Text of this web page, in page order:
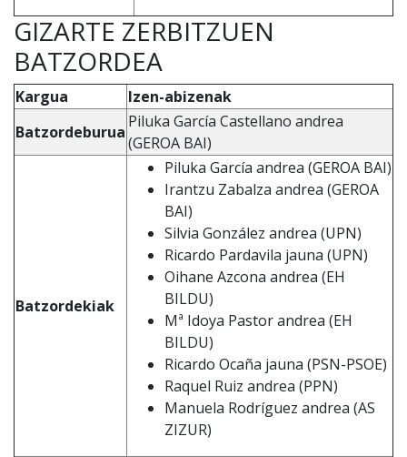
GIZARTE ZERBITZUEN
BATZORDEA
Kargua
Izen-abizenak
Batzordeburua
Piluka García Castellano andrea
(GEROA BAI)
Batzordekiak
Piluka García andrea (GEROA BAI)
Irantzu Zabalza andrea (GEROA
BAI)
Silvia González andrea (UPN)
Ricardo Pardavila jauna (UPN)
Oihane Azcona andrea (EH
BILDU)
Mª Idoya Pastor andrea (EH
BILDU)
Ricardo Ocaña jauna (PSN-PSOE)
Raquel Ruiz andrea (PPN)
Manuela Rodríguez andrea (AS
ZIZUR)